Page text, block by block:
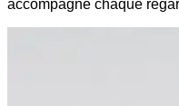
accompagne chaque